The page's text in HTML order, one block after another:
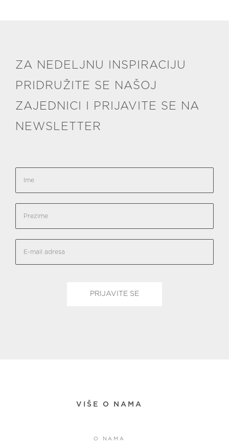
ZA NEDELJNU INSPIRACIJU
PRIDRUŽITE SE NAŠOJ
ZAJEDNICI I PRIJAVITE SE NA
NEWSLETTER
VIŠE O NAMA
O NAMA